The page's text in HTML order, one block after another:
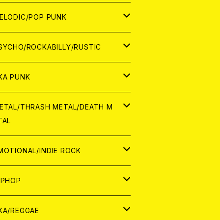
ログ
ログ
POP PUNK
ROCKABILLY/RUSTIC
PUNK
THRASH METAL/DEATH M
INDIE ROCK
REGGAE